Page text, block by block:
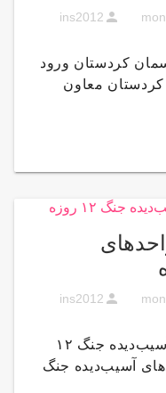
person
ins2012
کردستان ورود
معاون
واحد‌های
person
ins2012
تعیین تکلیف ۹۰ درصد واحد‌های آسیب‌دیده جنگ ۱۲
درصد واحد‌های آسیب‌دیده جنگ